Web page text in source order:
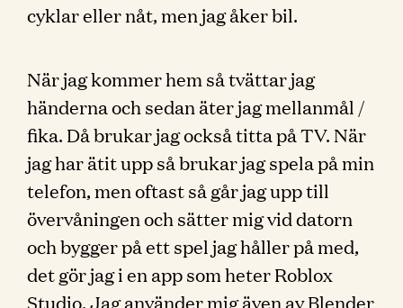
cyklar eller nåt, men jag åker bil.
När jag kommer hem så tvättar jag
händerna och sedan äter jag mellanmål /
fika. Då brukar jag också titta på TV. När
jag har ätit upp så brukar jag spela på min
telefon, men oftast så går jag upp till
övervåningen och sätter mig vid datorn
och bygger på ett spel jag håller på med,
det gör jag i en app som heter Roblox
Studio. Jag använder mig även av Blender